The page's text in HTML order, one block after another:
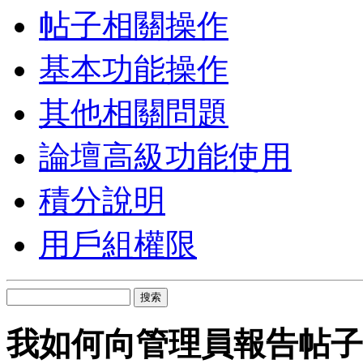
帖子相關操作
基本功能操作
其他相關問題
論壇高級功能使用
積分說明
用戶組權限
搜索
我如何向管理員報告帖子